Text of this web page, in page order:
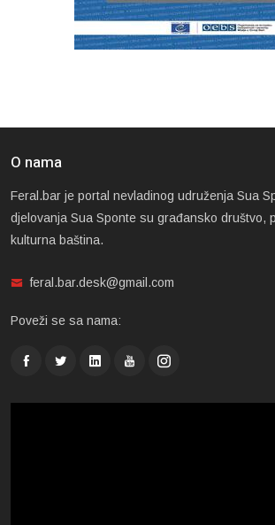
O nama
Feral.bar je portal nevladinog udruženja Sua
djelovanja Sua Sponte su građansko društvo,
kulturna baština.
feral.bar.desk@gmail.com
Poveži se sa nama: